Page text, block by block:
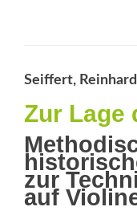
Seiffert, Reinhard
Zur Lage
zur
auf